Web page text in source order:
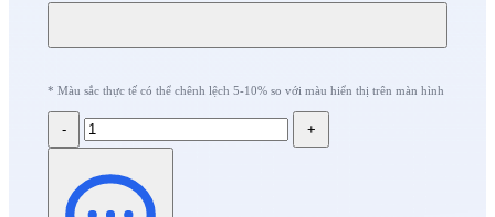
* Màu sắc thực tế có thể chênh lệch 5-10% so với màu hiển thị trên màn hình
- +